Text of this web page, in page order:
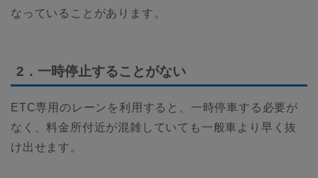
なっていることがあります。
2．一時停止することがない
ETC専用のレーンを利用すると、一時停車する必要が
なく、料金所付近が混雑していても一般車より早く抜
け出せます。